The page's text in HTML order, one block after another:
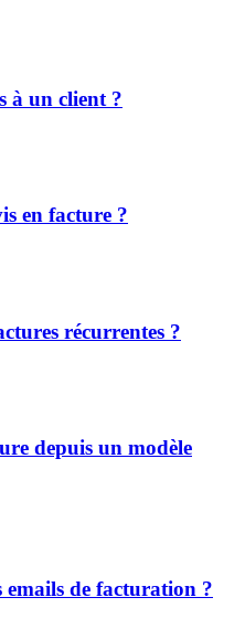
à un client ?
en facture ?
récurrentes ?
depuis un modèle
emails de facturation ?